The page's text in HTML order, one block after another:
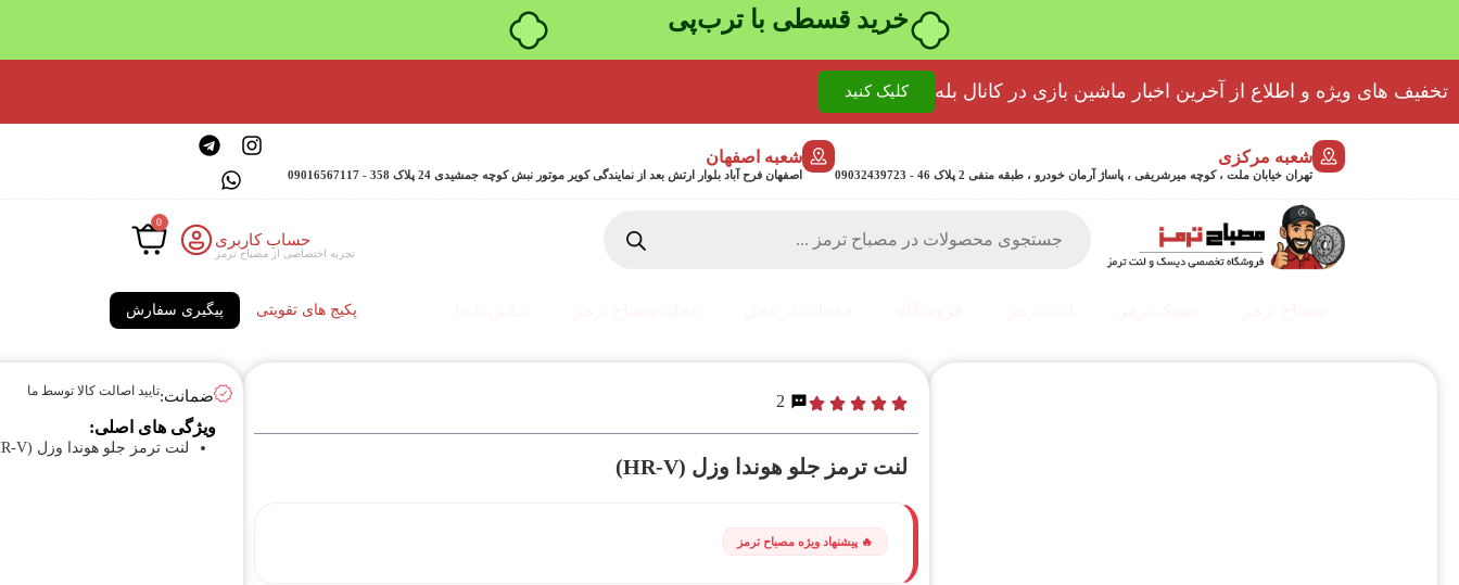
تخفیف های ویژه و اطلاع از آخرین اخبار ماشین بازی در کانال بله کلیک کنید
شعبه مرکزی
تهران خیابان ملت ، کوچه میرشریفی ، پاساژ آرمان خودرو ، طبقه منفی 2 پلاک 46 - 09032439723
شعبه اصفهان
اصفهان فرح آباد بلوار ارتش بعد از نمایندگی کویر موتور نبش کوچه جمشیدی 24 پلاک 358 - 09016567117
حساب کاربری
تجربه اختصاصی از مصباح ترمز
0
پکیج های تقویتی پیگیری سفارش
2
لنت ترمز جلو هوندا وزل (HR-V)
ضمانت:تایید اصالت کالا توسط ما
ویژگی های اصلی:
لنت ترمز جلو هوندا وزل (HR-V)